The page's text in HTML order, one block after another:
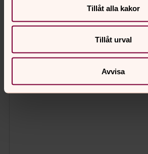
Tillåt alla kakor
Tillåt urval
Avvisa